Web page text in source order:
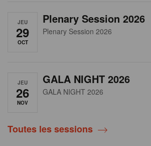
JEU
29
OCT
Plenary Session 2026
Plenary Session 2026
JEU
26
NOV
GALA NIGHT 2026
GALA NIGHT 2026
Toutes les sessions